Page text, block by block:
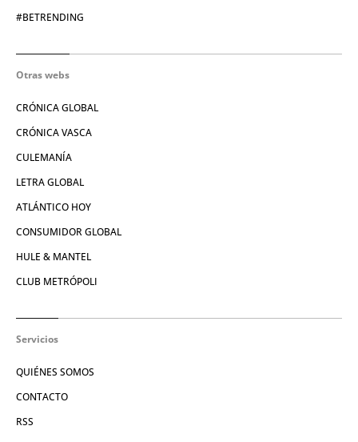
#BETRENDING
Otras webs
CRÓNICA GLOBAL
CRÓNICA VASCA
CULEMANÍA
LETRA GLOBAL
ATLÁNTICO HOY
CONSUMIDOR GLOBAL
HULE & MANTEL
CLUB METRÓPOLI
Servicios
QUIÉNES SOMOS
CONTACTO
RSS